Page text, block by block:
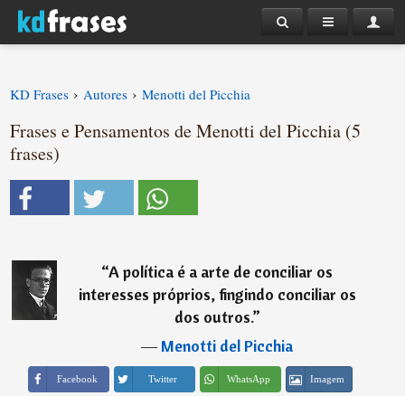
KD Frases › Autores › Menotti del Picchia
Frases e Pensamentos de Menotti del Picchia (5
frases)
“A política é a arte de conciliar os
interesses próprios, fingindo conciliar os
dos outros.”
―Menotti del Picchia
Facebook Twitter WhatsApp Imagem